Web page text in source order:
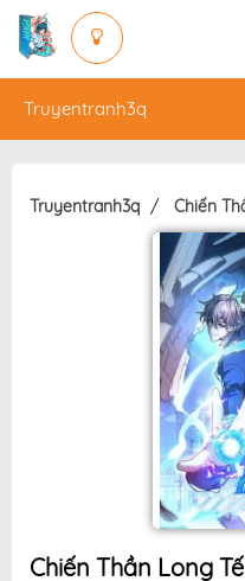
Truyentranh3q
Truyentranh3q Chiến
Chiến Thần Long Tế